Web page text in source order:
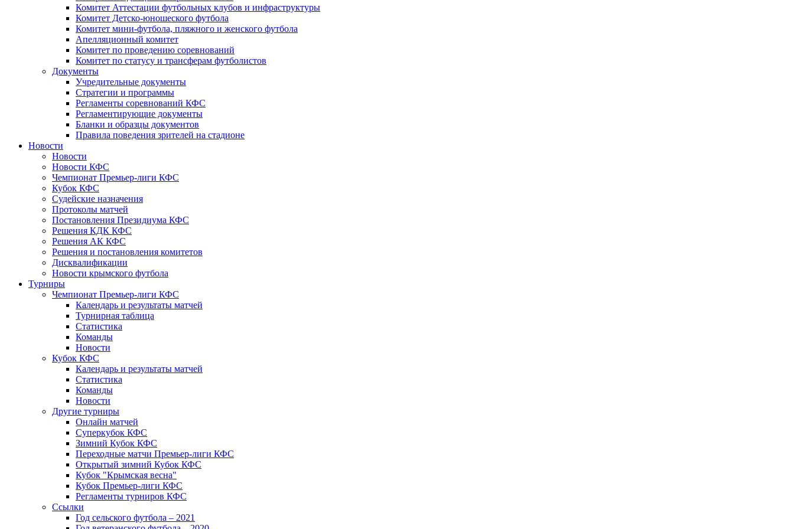
Комитет Аттестации футбольных клубов и инфраструктуры
Комитет Детско-юношеского футбола
Комитет мини-футбола, пляжного и женского футбола
Апелляционный комитет
Комитет по проведению соревнований
Комитет по статусу и трансферам футболистов
Документы
Учредительные документы
Стратегии и программы
Регламенты соревнований КФС
Регламентирующие документы
Бланки и образцы документов
Правила поведения зрителей на стадионе
Новости
Новости
Новости КФС
Чемпионат Премьер-лиги КФС
Кубок КФС
Судейские назначения
Протоколы матчей
Постановления Президиума КФС
Решения КДК КФС
Решения АК КФС
Решения и постановления комитетов
Дисквалификации
Новости крымского футбола
Турниры
Чемпионат Премьер-лиги КФС
Календарь и результаты матчей
Турнирная таблица
Статистика
Команды
Новости
Кубок КФС
Календарь и результаты матчей
Статистика
Команды
Новости
Другие турниры
Онлайн матчей
Суперкубок КФС
Зимний Кубок КФС
Переходные матчи Премьер-лиги КФС
Открытый зимний Кубок КФС
Кубок "Крымская весна"
Кубок Премьер-лиги КФС
Регламенты турниров КФС
Ссылки
Год сельского футбола – 2021